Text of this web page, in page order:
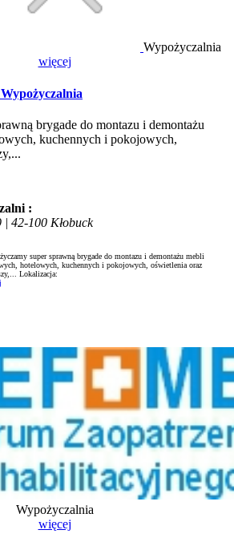
Wypożyczalnia
więcej
brygade do montazu i demontażu
kuchennych i pokojowych,
:
| 42-100 Kłobuck
super sprawną brygade do montazu i demontażu mebli
hotelowych, kuchennych i pokojowych, oświetlenia oraz
Lokalizacja:
Wypożyczalnia
więcej